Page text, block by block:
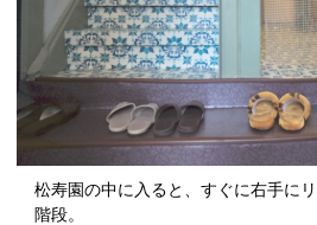
松寿園の中に入ると、すぐに右手に
階段。